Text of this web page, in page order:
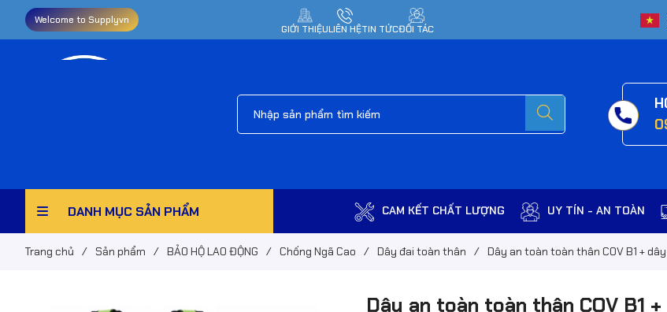
Welcome to Supplyvn
GIỚI THIỆULIÊN HỆTIN TỨCĐỐI TÁC
DANH MỤC SẢN PHẨM CAM KẾT CHẤT LƯỢNG UY TÍN - AN TOÀN
Trang chủ / Sản phẩm / BẢO HỘ LAO ĐỘNG / Chống Ngã Cao / Dây đai toàn thân / Dây an toàn toàn thân COV B1 +
Dây an toàn toàn thân COV B1